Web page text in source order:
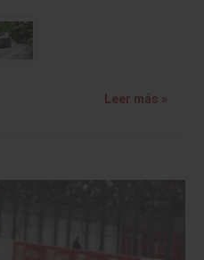
Leer más »